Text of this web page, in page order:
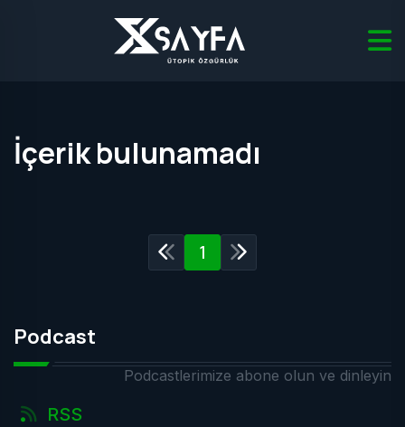
İçerik bulunamadı
1
Podcast
Podcastlerimize abone olun ve dinleyin
RSS